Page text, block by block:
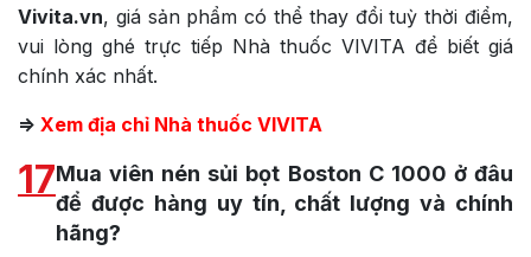
Vivita.vn, giá sản phẩm có thể thay đổi tuỳ thời điểm,
vui lòng ghé trực tiếp Nhà thuốc VIVITA để biết giá
chính xác nhất.
=> Xem địa chỉ Nhà thuốc VIVITA
17Mua viên nén sủi bọt Boston C 1000 ở đâu
để được hàng uy tín, chất lượng và chính
hãng?